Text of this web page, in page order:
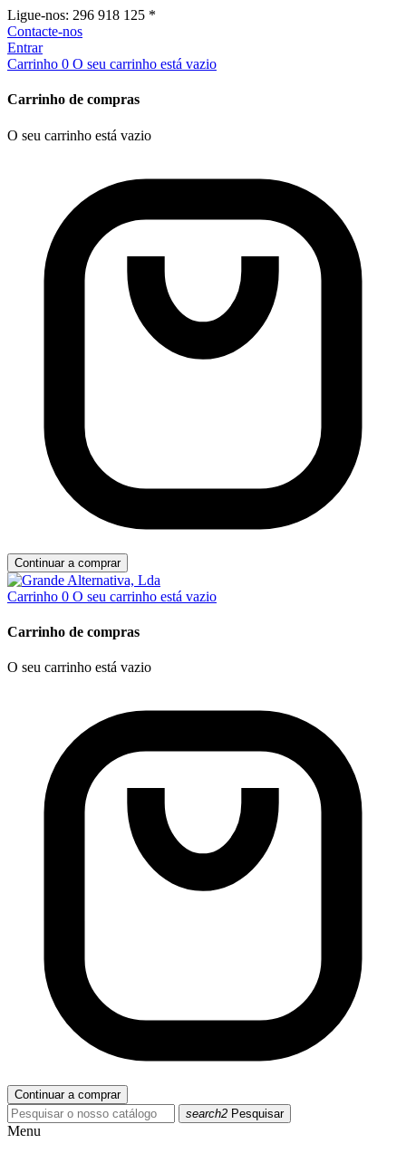
Ligue-nos: 296 918 125 *
Contacte-nos
Entrar
Carrinho 0 O seu carrinho está vazio
Carrinho de compras
O seu carrinho está vazio
Continuar a comprar
Carrinho 0 O seu carrinho está vazio
Carrinho de compras
O seu carrinho está vazio
Continuar a comprar
search2 Pesquisar
Menu